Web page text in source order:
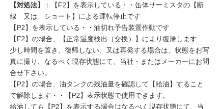
【対処法】
：【F2】を表示している・・缶体サーミスタの【断
線 又は ショート】による運転停止です
【P2】を表示している・・油切れ予告装置作動です
【F2】の場合、【正常温度検出（交換）】により復帰します
少し時間を置き、復帰しない、又は再発する場合は、状態をお写
真に撮り、なるべく現存状態にて、当社・またはメーカーにお問
合せ下さい。
【P2】の場合、油タンクの残油量を確認して【給油】すること
で解除します・・【P2】表示状態で使用できます。
給油しても【P2】を表示する場合はなるべく現存状態にて、当